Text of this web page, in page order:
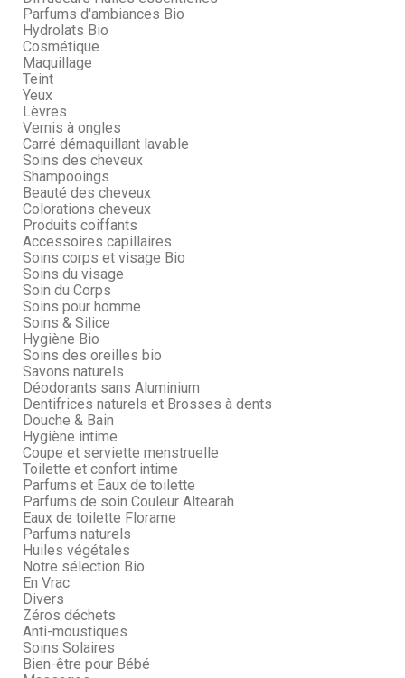
Parfums d'ambiances Bio
Hydrolats Bio
Cosmétique
Maquillage
Teint
Yeux
Lèvres
Vernis à ongles
Carré démaquillant lavable
Soins des cheveux
Shampooings
Beauté des cheveux
Colorations cheveux
Produits coiffants
Accessoires capillaires
Soins corps et visage Bio
Soins du visage
Soin du Corps
Soins pour homme
Soins & Silice
Hygiène Bio
Soins des oreilles bio
Savons naturels
Déodorants sans Aluminium
Dentifrices naturels et Brosses à dents
Douche & Bain
Hygiène intime
Coupe et serviette menstruelle
Toilette et confort intime
Parfums et Eaux de toilette
Parfums de soin Couleur Altearah
Eaux de toilette Florame
Parfums naturels
Huiles végétales
Notre sélection Bio
En Vrac
Divers
Zéros déchets
Anti-moustiques
Soins Solaires
Bien-être pour Bébé